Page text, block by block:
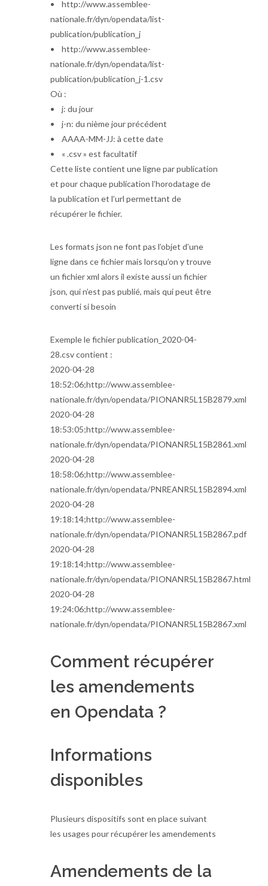
• http://www.assemblee-
nationale.fr/dyn/opendata/list-
publication/publication_j
• http://www.assemblee-
nationale.fr/dyn/opendata/list-
publication/publication_j-1.csv
Où :
• j: du jour
• j-n: du nième jour précédent
• AAAA-MM-JJ: à cette date
• « .csv » est facultatif
Cette liste contient une ligne par publication
et pour chaque publication l’horodatage de
la publication et l’url permettant de
récupérer le fichier.
Les formats json ne font pas l’objet d’une
ligne dans ce fichier mais lorsqu’on y trouve
un fichier xml alors il existe aussi un fichier
json, qui n’est pas publié, mais qui peut être
converti si besoin
Exemple le fichier publication_2020-04-
28.csv contient :
2020-04-28
18:52:06;http://www.assemblee-
nationale.fr/dyn/opendata/PIONANR5L15B2879.xml
2020-04-28
18:53:05;http://www.assemblee-
nationale.fr/dyn/opendata/PIONANR5L15B2861.xml
2020-04-28
18:58:06;http://www.assemblee-
nationale.fr/dyn/opendata/PNREANR5L15B2894.xml
2020-04-28
19:18:14;http://www.assemblee-
nationale.fr/dyn/opendata/PIONANR5L15B2867.pdf
2020-04-28
19:18:14;http://www.assemblee-
nationale.fr/dyn/opendata/PIONANR5L15B2867.html
2020-04-28
19:24:06;http://www.assemblee-
nationale.fr/dyn/opendata/PIONANR5L15B2867.xml
Comment récupérer
les amendements
en Opendata ?
Informations
disponibles
Plusieurs dispositifs sont en place suivant
les usages pour récupérer les amendements
Amendements de la